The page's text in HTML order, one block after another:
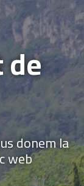
donem la
web